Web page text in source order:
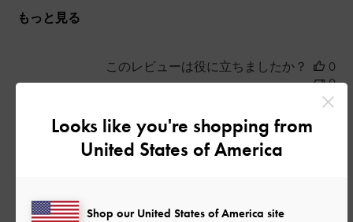
もっと見る
このレビューは役に立ちましたか？
0
0
ご利用者様 2026-07-20
Looks like you're shopping from
United States of America
Shop our United States of America site